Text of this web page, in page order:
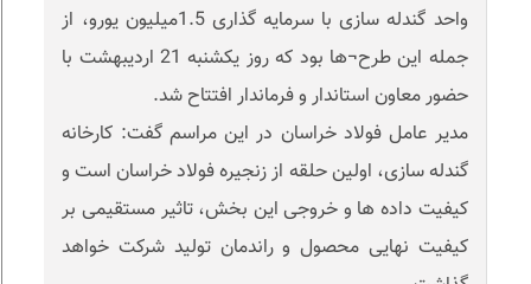
واحد گندله سازی با سرمایه گذاری 1.5میلیون یورو، از
جمله این طرح¬ها بود که روز یکشنبه 21 اردیبهشت با
حضور معاون استاندار و فرماندار افتتاح شد.
مدیر عامل فولاد خراسان در این مراسم گفت: کارخانه
گندله سازی، اولین حلقه از زنجیره فولاد خراسان است و
کیفیت داده ها و خروجی این بخش، تاثیر مستقیمی بر
کیفیت نهایی محصول و راندمان تولید شرکت خواهد